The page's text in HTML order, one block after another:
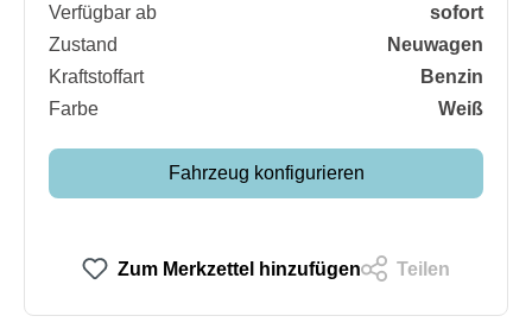
Verfügbar ab
sofort
Zustand
Neuwagen
Kraftstoffart
Benzin
Farbe
Weiß
Fahrzeug konfigurieren
Zum Merkzettel hinzufügen Teilen